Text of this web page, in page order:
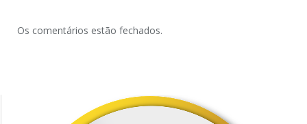
Os comentários estão fechados.